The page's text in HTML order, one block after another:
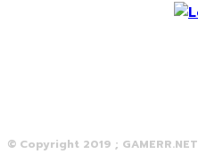
© Copyright 2019 ; GAMERR.NET